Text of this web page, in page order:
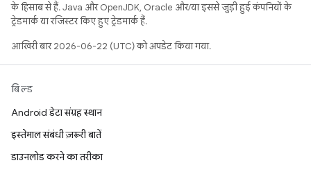
के हिसाब से हैं. Java और OpenJDK, Oracle और/या इससे जुड़ी हुई कंपनियों के
ट्रेडमार्क या रजिस्टर किए हुए ट्रेडमार्क हैं.
आखिरी बार 2026-06-22 (UTC) को अपडेट किया गया.
बिल्ड
Android डेटा संग्रह स्थान
इस्तेमाल संबंधी ज़रूरी बातें
डाउनलोड करने का तरीका